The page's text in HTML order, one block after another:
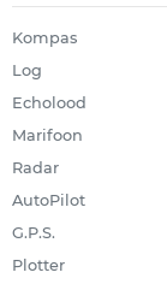
Kompas
Log
Echolood
Marifoon
Radar
AutoPilot
G.P.S.
Plotter